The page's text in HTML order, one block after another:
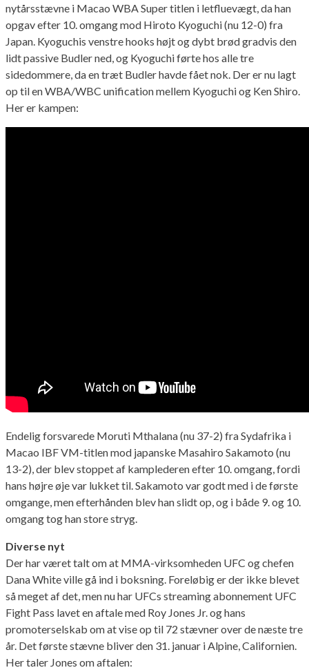
nytårsstævne i Macao WBA Super titlen i letfluevægt, da han
opgav efter 10. omgang mod Hiroto Kyoguchi (nu 12-0) fra
Japan. Kyoguchis venstre hooks højt og dybt brød gradvis den
lidt passive Budler ned, og Kyoguchi førte hos alle tre
sidedommere, da en træt Budler havde fået nok. Der er nu lagt
op til en WBA/WBC unification mellem Kyoguchi og Ken Shiro.
Her er kampen:
Endelig forsvarede Moruti Mthalana (nu 37-2) fra Sydafrika i
Macao IBF VM-titlen mod japanske Masahiro Sakamoto (nu
13-2), der blev stoppet af kamplederen efter 10. omgang, fordi
hans højre øje var lukket til. Sakamoto var godt med i de første
omgange, men efterhånden blev han slidt op, og i både 9. og 10.
omgang tog han store stryg.
Diverse nyt
Der har været talt om at MMA-virksomheden UFC og chefen
Dana White ville gå ind i boksning. Foreløbig er der ikke blevet
så meget af det, men nu har UFCs streaming abonnement UFC
Fight Pass lavet en aftale med Roy Jones Jr. og hans
promoterselskab om at vise op til 72 stævner over de næste tre
år. Det første stævne bliver den 31. januar i Alpine, Californien.
Her taler Jones om aftalen: